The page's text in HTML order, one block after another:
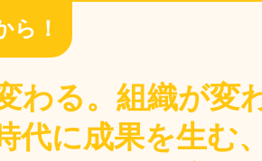
ら！
わる。組織が変
代に成果を生む、